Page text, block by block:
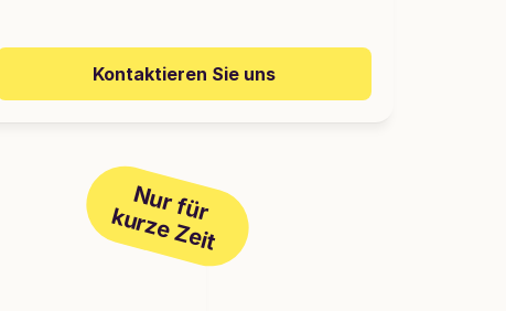
Kontaktieren Sie uns
Nur für
kurze Zeit